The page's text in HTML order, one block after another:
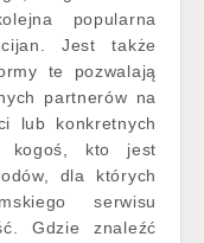
popularna
Jest także
te pozwalają
partnerów na
lub konkretnych
kogoś, kto jest
dla których
serwisu
Gdzie znaleźć